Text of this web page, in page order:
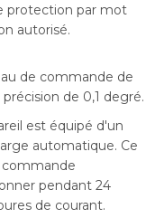
protection par mot
autorisé.
de commande de
de 0,1 degré.
est équipé d'un
automatique. Ce
pendant 24
de courant.